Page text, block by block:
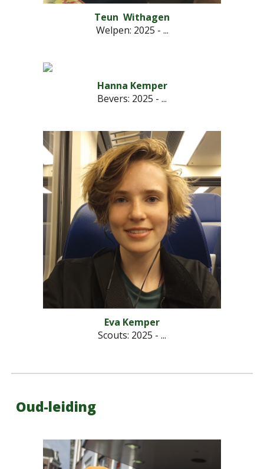
Teun Withagen
Welpen: 2025 - ...
Hanna Kemper
Bevers: 2025 - ...
Eva Kemper
Scouts: 2025 - ...
Oud-leiding